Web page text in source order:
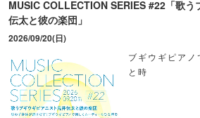
MUSIC COLLECTION SERIES #22「歌う
伝太と彼の楽団」
2026/09/20(日)
ブギウギピア
と時